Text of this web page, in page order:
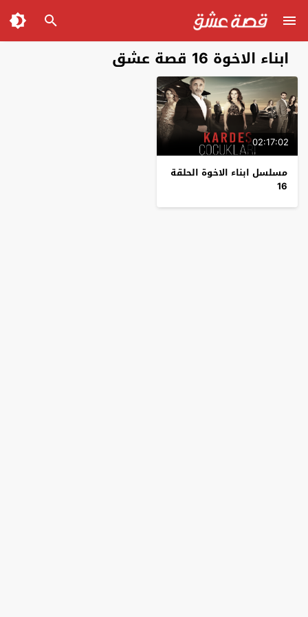
ابناء الاخوة 16 قصة عشق
02:17:02
مسلسل ابناء الاخوة الحلقة
16